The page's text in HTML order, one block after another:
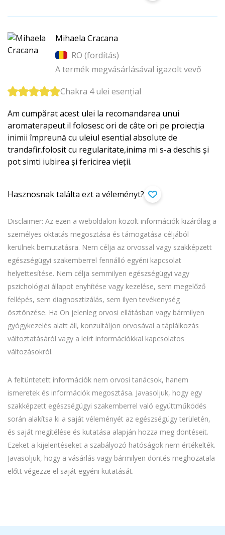
Mihaela Cracana
RO (fordítás)
A termék megvásárlásával igazolt vevő
Chakra 4 ulei esențial
Am cumpărat acest ulei la recomandarea unui
aromaterapeut.il folosesc ori de câte ori pe proiecția
inimii împreună cu uleiul esential absolute de
trandafir.folosit cu regularitate,inima mi s-a deschis și
pot simti iubirea și fericirea vieții.
Hasznosnak találta ezt a véleményt?
Disclaimer: Az ezen a weboldalon közölt információk kizárólag a
személyes oktatás megosztása és támogatása céljából
kerülnek bemutatásra. Nem célja az orvossal vagy szakképzett
egészségügyi szakemberrel fennálló egyéni kapcsolat
helyettesítése. Nem célja semmilyen egészségügyi vagy
pszichológiai állapot enyhítése vagy kezelése, sem megelőző
fellépés, sem diagnosztizálás, sem ilyen tevékenység
ösztönzése. Ha Ön jelenleg orvosi ellátásban vagy bármilyen
gyógykezelés alatt áll, konzultáljon orvosával a táplálkozás
változtatásáról vagy a leírt információkkal kapcsolatos
változásokról.
A feltüntetett információk nem orvosi tanácsok, hanem
ismeretek és információk megosztása. Javasoljuk, hogy egy
szakképzett egészségügyi szakemberrel való együttműködés
során alakítsa ki a saját véleményét az egészségügy területén,
és saját megítélése és kutatása alapján hozza meg döntéseit.
Ezeket a kijelentéseket a szabályozó hatóságok nem értékelték.
Javasoljuk, hogy a vásárlás vagy bármilyen döntés meghozatala
előtt végezze el saját egyéni kutatását.